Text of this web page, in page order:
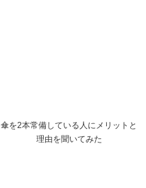
傘を2本常備している人にメリットと
理由を聞いてみた